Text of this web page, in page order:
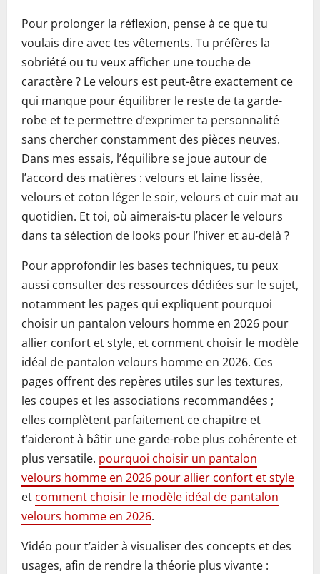
Pour prolonger la réflexion, pense à ce que tu
voulais dire avec tes vêtements. Tu préfères la
sobriété ou tu veux afficher une touche de
caractère ? Le velours est peut-être exactement ce
qui manque pour équilibrer le reste de ta garde-
robe et te permettre d’exprimer ta personnalité
sans chercher constamment des pièces neuves.
Dans mes essais, l’équilibre se joue autour de
l’accord des matières : velours et laine lissée,
velours et coton léger le soir, velours et cuir mat au
quotidien. Et toi, où aimerais-tu placer le velours
dans ta sélection de looks pour l’hiver et au-delà ?
Pour approfondir les bases techniques, tu peux
aussi consulter des ressources dédiées sur le sujet,
notamment les pages qui expliquent pourquoi
choisir un pantalon velours homme en 2026 pour
allier confort et style, et comment choisir le modèle
idéal de pantalon velours homme en 2026. Ces
pages offrent des repères utiles sur les textures,
les coupes et les associations recommandées ;
elles complètent parfaitement ce chapitre et
t’aideront à bâtir une garde-robe plus cohérente et
plus versatile. pourquoi choisir un pantalon
velours homme en 2026 pour allier confort et style
et comment choisir le modèle idéal de pantalon
velours homme en 2026.
Vidéo pour t’aider à visualiser des concepts et des
usages, afin de rendre la théorie plus vivante :